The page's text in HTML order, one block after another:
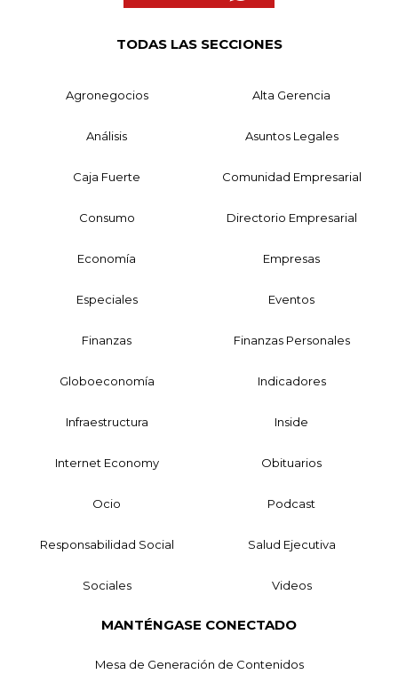
TODAS LAS SECCIONES
Agronegocios Alta Gerencia
Análisis Asuntos Legales
Caja Fuerte Comunidad Empresarial
Consumo Directorio Empresarial
Economía Empresas
Especiales Eventos
Finanzas Finanzas Personales
Globoeconomía Indicadores
Infraestructura Inside
Internet Economy Obituarios
Ocio Podcast
Responsabilidad Social Salud Ejecutiva
Sociales Videos
MANTÉNGASE CONECTADO
Mesa de Generación de Contenidos